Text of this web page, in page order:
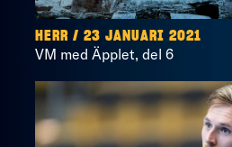
HERR / 23 JANUARI 2021
VM med Äpplet, del 6